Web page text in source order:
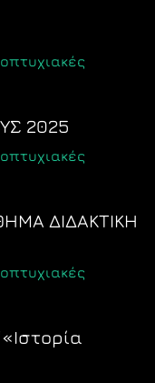
2025
ΔΙΔΑΚΤΙΚΗ